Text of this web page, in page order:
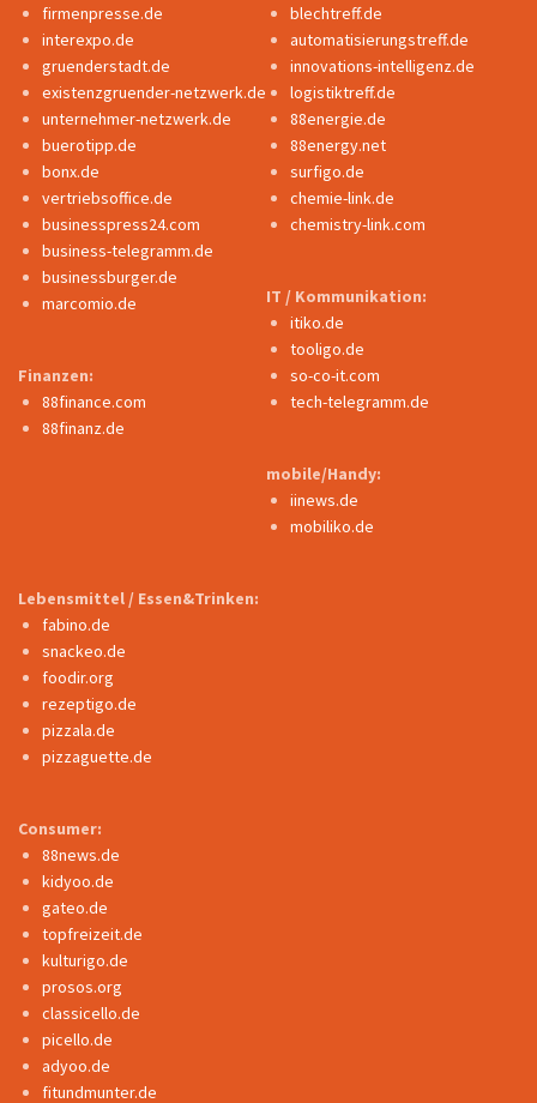
firmenpresse.de
interexpo.de
gruenderstadt.de
existenzgruender-netzwerk.de
unternehmer-netzwerk.de
buerotipp.de
bonx.de
vertriebsoffice.de
businesspress24.com
business-telegramm.de
businessburger.de
marcomio.de
Finanzen:
88finance.com
88finanz.de
blechtreff.de
automatisierungstreff.de
innovations-intelligenz.de
logistiktreff.de
88energie.de
88energy.net
surfigo.de
chemie-link.de
chemistry-link.com
IT / Kommunikation:
itiko.de
tooligo.de
so-co-it.com
tech-telegramm.de
mobile/Handy:
iinews.de
mobiliko.de
Lebensmittel / Essen&Trinken:
fabino.de
snackeo.de
foodir.org
rezeptigo.de
pizzala.de
pizzaguette.de
Consumer:
88news.de
kidyoo.de
gateo.de
topfreizeit.de
kulturigo.de
prosos.org
classicello.de
picello.de
adyoo.de
fitundmunter.de